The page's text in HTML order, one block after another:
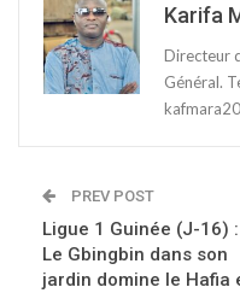
Karifa
Directeur
Général.
PREV POST
Ligue 1 Guinée (J-16) :
Le Gbingbin dans son
jardin domine le Hafia